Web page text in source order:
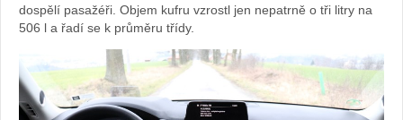
dospělí pasažéři. Objem kufru vzrostl jen nepatrně o tři litry na
506 l a řadí se k průměru třídy.